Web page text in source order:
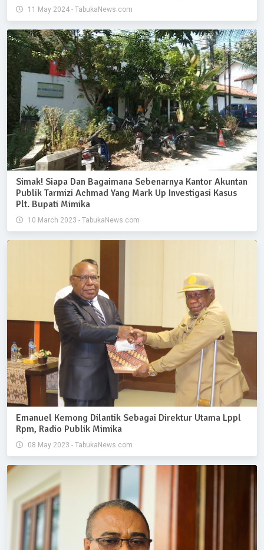
11 May 2024 - TabukaNews.com
Simak! Siapa Dan Bagaimana Sebenarnya Kantor Akuntan
Publik Tarmizi Achmad Yang Mark Up Investigasi Kasus
Plt. Bupati Mimika
10 March 2023 - TabukaNews.com
Emanuel Kemong Dilantik Sebagai Direktur Utama Lppl
Rpm, Radio Publik Mimika
08 May 2023 - TabukaNews.com